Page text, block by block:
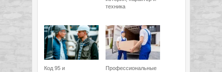
техника
Код 95 и
Профессиональные